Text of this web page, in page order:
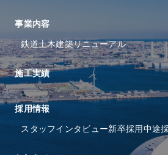
事業内容
鉄道土木建築リニューアル
施工実績
採⽤情報
スタッフインタビュー新卒採用中途